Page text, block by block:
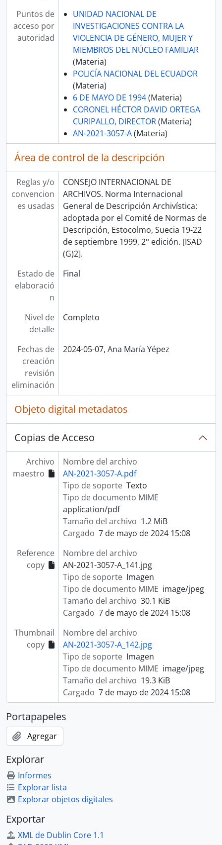
Puntos de
acceso por
autoridad
UNIDAD NACIONAL DE
INVESTIGACIONES CONTRA LA
VIOLENCIA DE GÉNERO, MUJER Y
MIEMBROS DEL NÚCLEO FAMILIAR
(Materia)
POLICÍA NACIONAL DEL ECUADOR
(Materia)
6 DE MAYO DE 1994(Materia)
CORONEL HÉCTOR DAVID ORTEGA
CURIPALLO, DIRECTOR(Materia)
AN-2021-3057-A(Materia)
Área de control de la descripción
Reglas y/o
convencion
es usadas
CONSEJO INTERNACIONAL DE
ARCHIVOS. Norma Internacional
General de Descripción Archivística:
adoptada por el Comité de Normas de
Descripción, Estocolmo, Suecia 19-22
de septiembre 1999, 2° edición. [ISAD
(G)2].
Estado de
elaboració
n
Final
Nivel de
detalle
Completo
Fechas de
creación
revisión
eliminación
2024-05-07, Ana María Yépez
Objeto digital metadatos
Copias de Acceso
Archivo
maestro
Nombre del archivo
AN-2021-3057-A.pdf
Tipo de soporte Texto
Tipo de documento MIME
application/pdf
Tamaño del archivo 1.2 MiB
Cargado 7 de mayo de 2024 15:08
Reference
copy
Nombre del archivo
AN-2021-3057-A_141.jpg
Tipo de soporte Imagen
Tipo de documento MIME image/jpeg
Tamaño del archivo 30.1 KiB
Cargado 7 de mayo de 2024 15:08
Thumbnail
copy
Nombre del archivo
AN-2021-3057-A_142.jpg
Tipo de soporte Imagen
Tipo de documento MIME image/jpeg
Tamaño del archivo 19.3 KiB
Cargado 7 de mayo de 2024 15:08
Portapapeles
Agregar
Explorar
Informes
Explorar lista
Explorar objetos digitales
Exportar
XML de Dublin Core 1.1